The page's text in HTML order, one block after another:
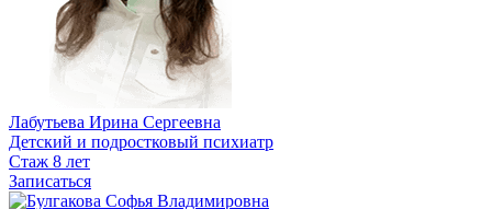
Лабутьева Ирина Сергеевна
Детский и подростковый психиатр
Стаж 8 лет
Записаться